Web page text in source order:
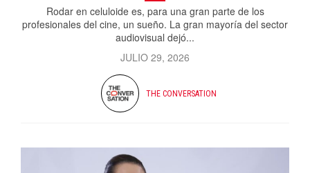
Rodar en celuloide es, para una gran parte de los
profesionales del cine, un sueño. La gran mayoría del sector
audiovisual dejó...
JULIO 29, 2026
THE CONVERSATION